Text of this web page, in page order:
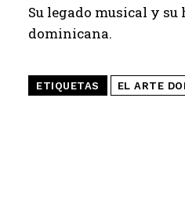
Su legado musical y
dominicana.
ETIQUETAS EL ARTE